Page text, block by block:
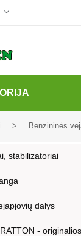
> Benzininės
stabilizatoriai
dalys
- originalios